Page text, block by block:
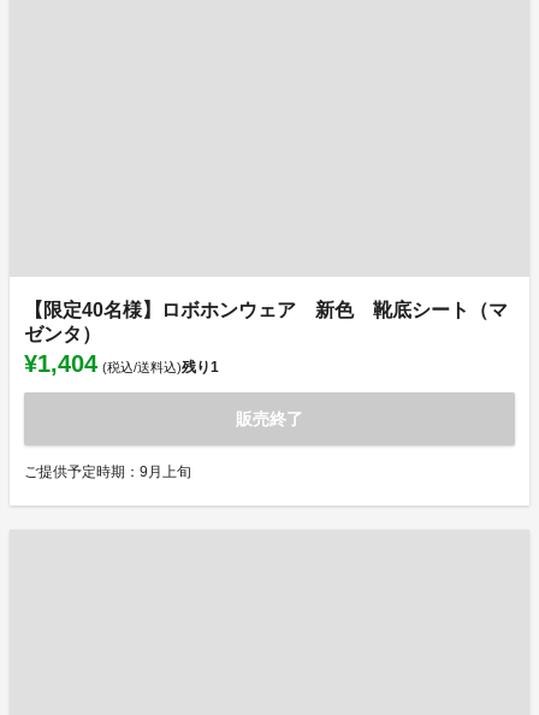
【限定40名様】ロボホンウェア 新色 靴底シート（マ
ゼンタ）
¥1,404 (税込/送料込)残り1
販売終了
ご提供予定時期：9月上旬